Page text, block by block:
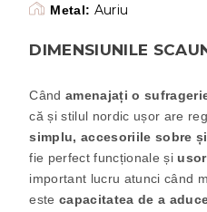
Metal: Auriu
DIMENSIUNILE
Când amenajați o
că și stilul nordic ușor are
simplu, accesoriile sobre
fie perfect funcționale și
important lucru atunci când
este capacitatea de a